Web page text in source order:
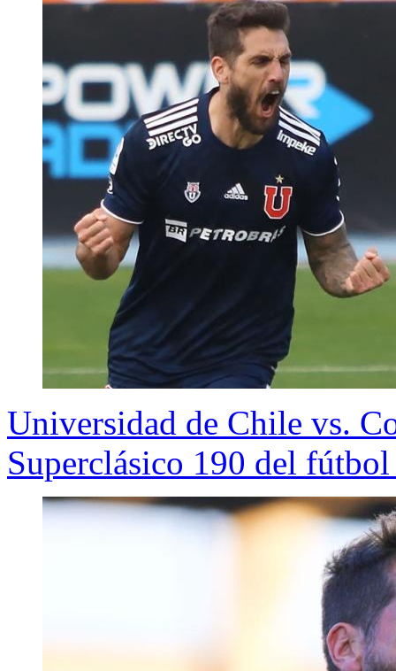
Universidad de Chile vs.
Superclásico 190 del